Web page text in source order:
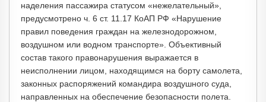
наделения пассажира статусом «нежелательный»,
предусмотрено ч. 6 ст. 11.17 КоАП РФ «Нарушение
правил поведения граждан на железнодорожном,
воздушном или водном транспорте». Объективный
состав такого правонарушения выражается в
неисполнении лицом, находящимся на борту самолета,
законных распоряжений командира воздушного суда,
направленных на обеспечение безопасности полета.